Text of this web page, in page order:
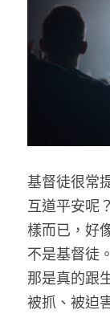
特稿
解惑之窗
信仰生活
好書櫥窗
厝邊頭尾
家書
奉獻
基督徒很常
互道平安呢
樣而已，好
不是基督徒
那是真的跟
被抓、被迫